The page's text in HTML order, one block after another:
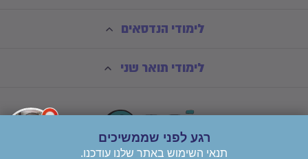
לימודי הנדסאים
לימודי תואר שני
רגע לפני שממשיכים
תנאי השימוש באתר שלנו עודכנו.